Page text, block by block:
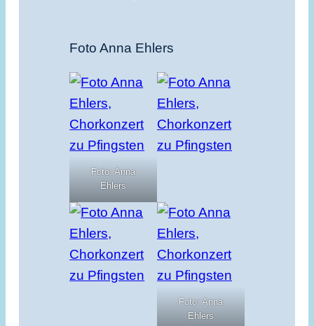
Foto Anna Ehlers
Foto: Anna
Ehlers
Foto: Anna
Ehlers